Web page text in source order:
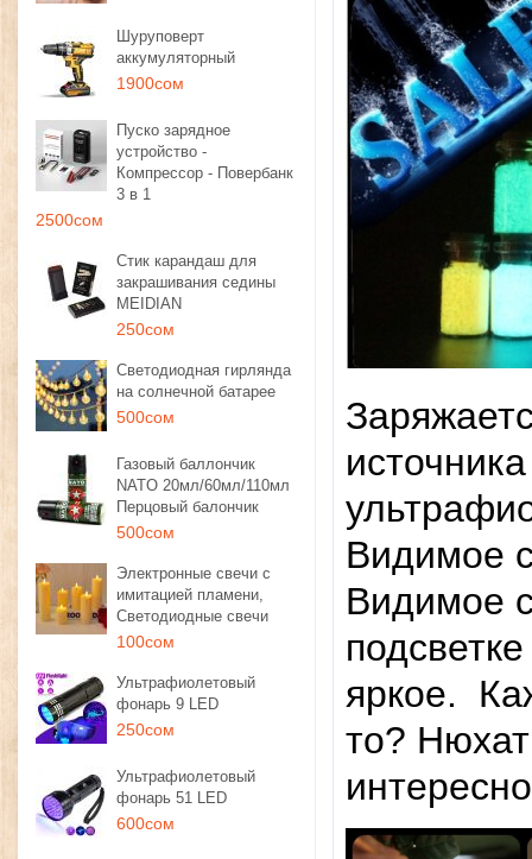
Шуруповерт
аккумуляторный
1900сом
Пуско зарядное
устройство -
Компрессор - Повербанк
3 в 1
2500сом
Стик карандаш для
закрашивания седины
MEIDIAN
250сом
Светодиодная гирлянда
на солнечной батарее
500сом
Газовый баллончик
NATO 20мл/60мл/110мл
Перцовый балончик
500сом
Электронные свечи с
имитацией пламени,
Светодиодные свечи
100сом
Ультрафиолетовый
фонарь 9 LED
250сом
Ультрафиолетовый
фонарь 51 LED
600сом
Видимое
Видимое
яркое.
то?